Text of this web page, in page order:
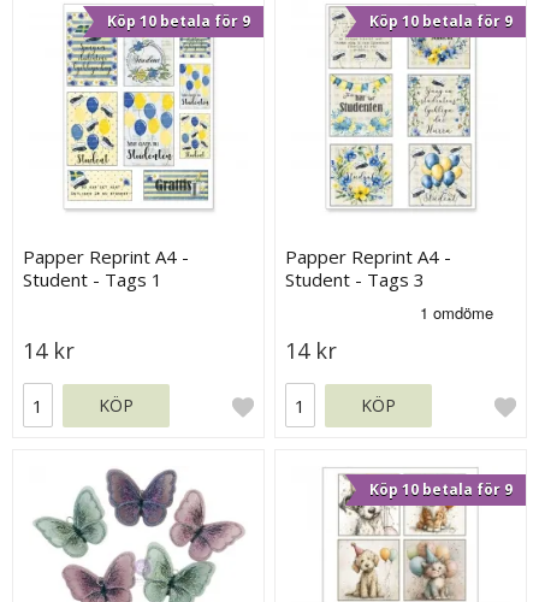
Köp 10 betala för 9
Papper Reprint A4 -
Student - Tags 1
14 kr
KÖP
Köp 10 betala för 9
Papper Reprint A4 -
Student - Tags 3
14 kr
KÖP
Köp 10 betala för 9